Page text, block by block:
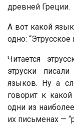
древней Греции.
А вот какой
одно: “Этрусское
Читается
этруски
языков. Ну а
говорит к
одни из
их письменах —